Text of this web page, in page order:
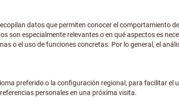
8,23 €
más IVA en la tarifa actual Gastos de envío no
incluidos